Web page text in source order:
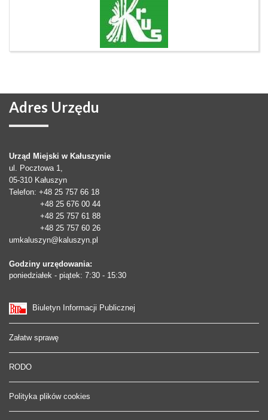
Adres Urzędu
Urząd Miejski w Kałuszynie
ul. Pocztowa 1,
05-310 Kałuszyn
Telefon: +48 25 757 66 18
+48 25 676 00 44
+48 25 757 61 88
+48 25 757 60 26
umkaluszyn@kaluszyn.pl
Godziny urzędowania:
poniedziałek - piątek: 7:30 - 15:30
Biuletyn Informacji Publicznej
Załatw sprawę
RODO
Polityka plików cookies